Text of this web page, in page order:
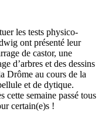
les tests physico-
ont présenté leur
de castor, une
d’arbres et des dessins
Drôme au cours de la
et de dytique.
cette semaine passé tous
certain(e)s !